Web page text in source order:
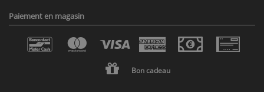
Paiement en magasin
Bon cadeau